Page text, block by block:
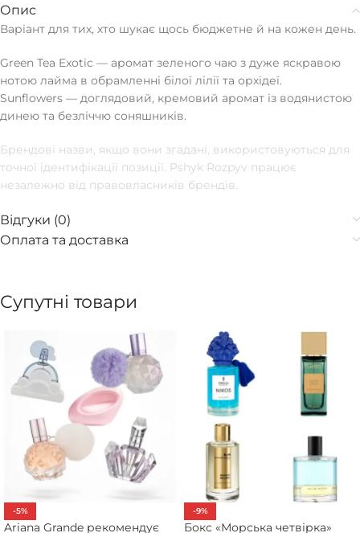
Опис
Варіант для тих, хто шукає щось бюджетне й на кожен день.
Green Tea Exotic — аромат зеленого чаю з дуже яскравою
нотою лайма в обрамленні білої лілії та орхідеї.
Sunflowers — доглядовий, кремовий аромат із водянистою
динею та безліччю соняшників.
Брендові назви, якщо вони згадані, використовуються для
точної ідентифікації позиції. Pshyk Rozpyv працює
незалежно від правовласників брендів.
Відгуки (0)
Оплата та доставка
Супутні товари
-5%
Ariana Grande рекомендує
-9%
Бокс «Морська четвірка»